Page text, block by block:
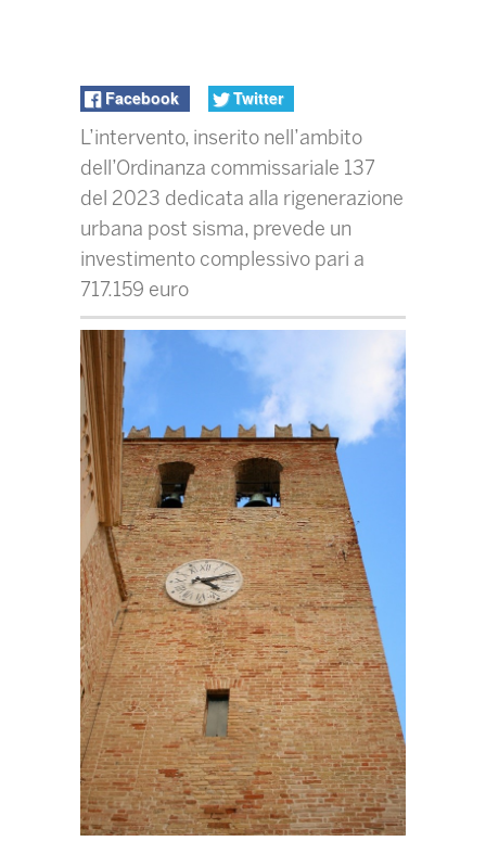
Facebook Twitter
L’intervento, inserito nell’ambito
dell’Ordinanza commissariale 137
del 2023 dedicata alla rigenerazione
urbana post sisma, prevede un
investimento complessivo pari a
717.159 euro